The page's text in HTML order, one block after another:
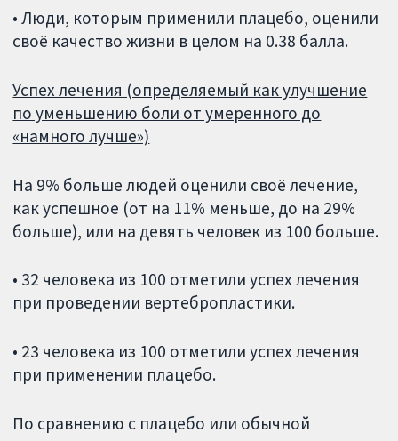
• Люди, которым применили плацебо, оценили
своё качество жизни в целом на 0.38 балла.
Успех лечения (определяемый как улучшение
по уменьшению боли от умеренного до
«намного лучше»)
На 9% больше людей оценили своё лечение,
как успешное (от на 11% меньше, до на 29%
больше), или на девять человек из 100 больше.
• 32 человека из 100 отметили успех лечения
при проведении вертебропластики.
• 23 человека из 100 отметили успех лечения
при применении плацебо.
По сравнению с плацебо или обычной